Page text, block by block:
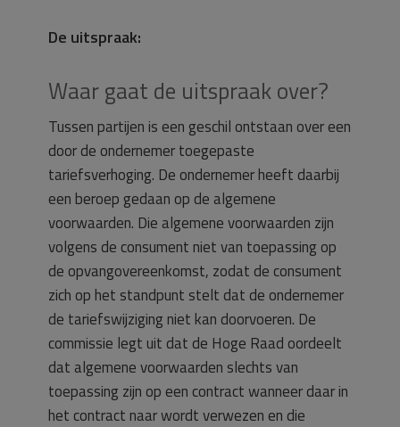
De uitspraak:
Waar gaat de uitspraak over?
Tussen partijen is een geschil ontstaan over een
door de ondernemer toegepaste
tariefsverhoging. De ondernemer heeft daarbij
een beroep gedaan op de algemene
voorwaarden. Die algemene voorwaarden zijn
volgens de consument niet van toepassing op
de opvangovereenkomst, zodat de consument
zich op het standpunt stelt dat de ondernemer
de tariefswijziging niet kan doorvoeren. De
commissie legt uit dat de Hoge Raad oordeelt
dat algemene voorwaarden slechts van
toepassing zijn op een contract wanneer daar in
het contract naar wordt verwezen en die